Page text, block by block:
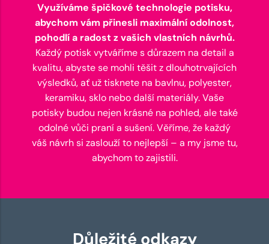
Využíváme špičkové technologie potisku,
abychom vám přinesli maximální odolnost,
pohodlí a radost z vašich vlastních návrhů.
Každý potisk vytváříme s důrazem na detail a
kvalitu, abyste se mohli těšit z dlouhotrvajících
výsledků, ať už tisknete na bavlnu, polyester,
keramiku, sklo nebo další materiály. Vaše
potisky budou nejen krásné na pohled, ale také
odolné vůči praní a sušení. Věříme, že každý
váš návrh si zaslouží to nejlepší – a my jsme tu,
abychom to zajistili.
Důležité odkazy